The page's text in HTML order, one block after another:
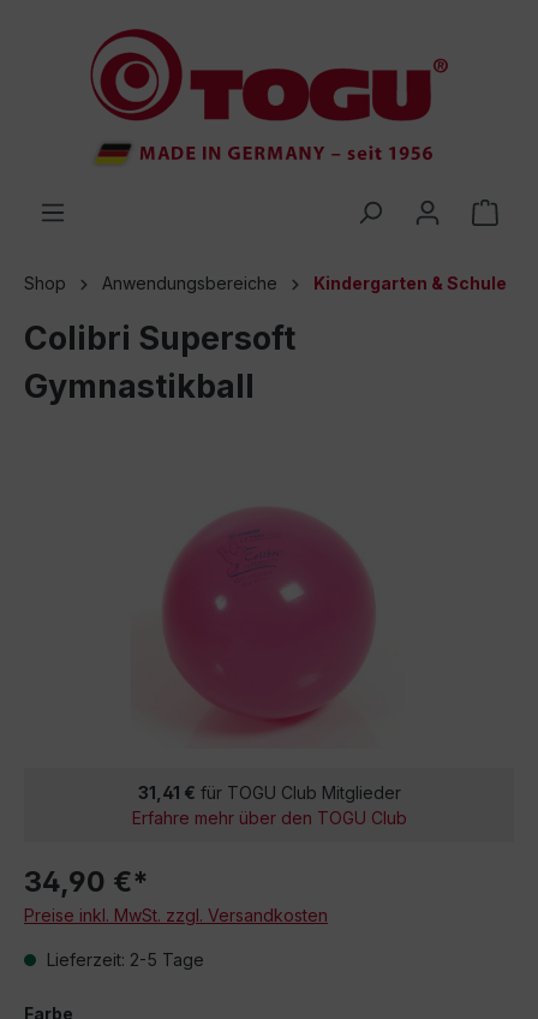
springen
Shop Anwendungsbereiche Kindergarten & Schule
Colibri Supersoft
Gymnastikball
31,41 € für TOGU Club Mitglieder
Erfahre mehr über den TOGU Club
34,90 €*
Preise inkl. MwSt. zzgl. Versandkosten
Lieferzeit: 2-5 Tage
Farbe